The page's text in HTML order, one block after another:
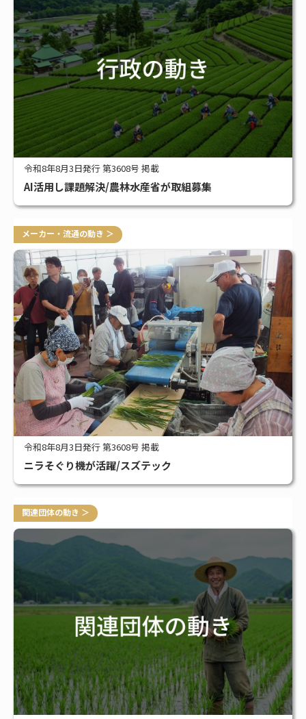
令和8年8月3日発行 第3608号 掲載
AI活用し課題解決/農林水産省が取組募集
メーカー・流通の動き ＞
令和8年8月3日発行 第3608号 掲載
ニラそぐり機が活躍/スズテック
関連団体の動き ＞